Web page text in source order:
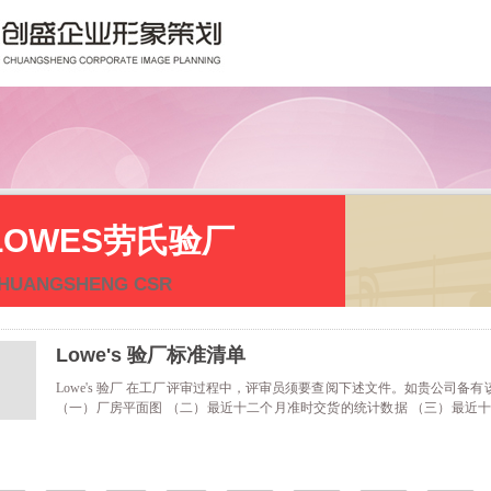
劳氏验厂
CSR
Lowe's 验厂标准清单
Lowe's 验厂 在工厂评审过程中，评审员须要查阅下述文件。如贵公司备
（一）厂房平面图 （二）最近十二个月准时交货的统计数据 （三）最近